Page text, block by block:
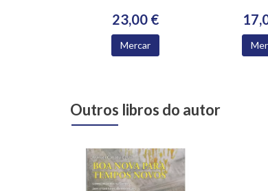
23,00 €
Mercar
Outros libros do autor